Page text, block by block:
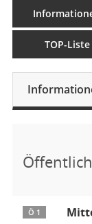
TOP-Liste
Ö 1